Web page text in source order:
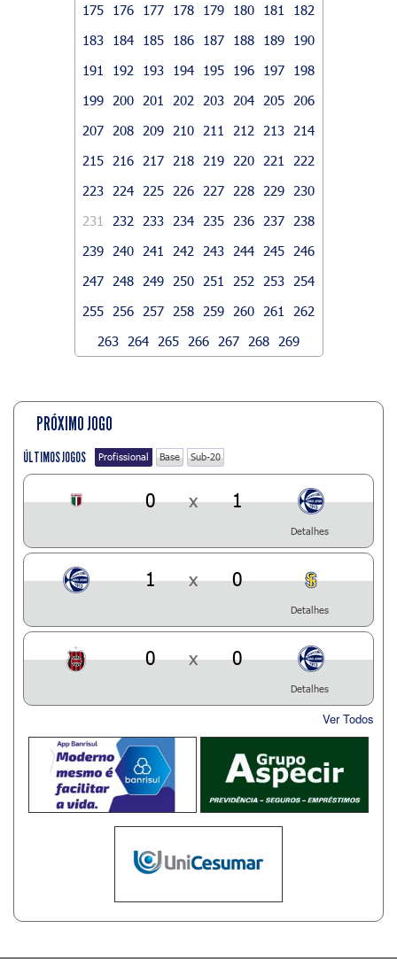
175
176 177 178 179 180 181
182
183
184 185 186 187 188 189
190
191
192 193 194 195 196 197
198
199
200 201 202 203 204 205
206
207
208 209 210 211 212 213
214
215
216 217 218 219 220 221
222
223
224 225 226 227 228 229
230
231
232 233 234 235 236 237
238
239
240 241 242 243 244 245
246
247
248 249 250 251 252 253
254
255
256 257 258 259 260 261
262
263
264 265 266 267 268 269
PRÓXIMO JOGO
ÚLTIMOS JOGOS Profissional Base Sub-20
0 x 1
Detalhes
1 x 0
Detalhes
0 x 0
Detalhes
Ver Todos